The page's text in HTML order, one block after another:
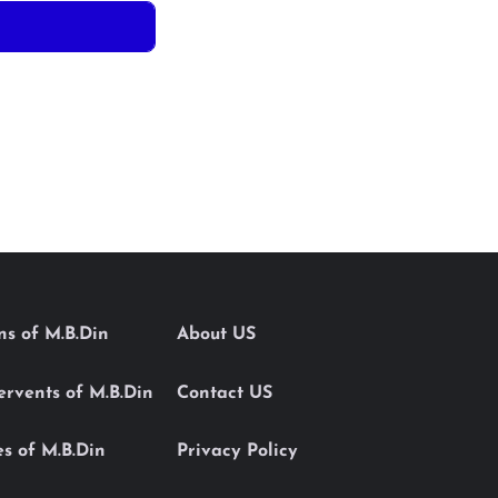
of M.B.Din
of M.B.Din
of M.B.Din
About US
Contact US
Privacy Policy